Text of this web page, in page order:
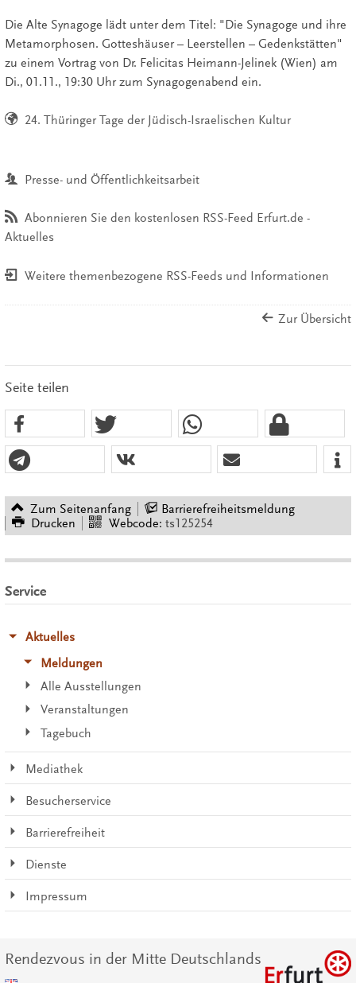
Die Alte Synagoge lädt unter dem Titel: "Die Synagoge und ihre
Metamorphosen. Gotteshäuser – Leerstellen – Gedenkstätten"
zu einem Vortrag von Dr. Felicitas Heimann-Jelinek (Wien) am
Di., 01.11., 19:30 Uhr zum Synagogenabend ein.
24. Thüringer Tage der Jüdisch-Israelischen Kultur
Presse- und Öffentlichkeitsarbeit
Abonnieren Sie den kostenlosen RSS-Feed Erfurt.de -
Aktuelles
Weitere themenbezogene RSS-Feeds und Informationen
Zur Übersicht
Seite teilen
Zum Seitenanfang
Barrierefreiheitsmeldung
Drucken
Webcode: ts125254
Service
Aktuelles
Meldungen
Alle Ausstellungen
Veranstaltungen
Tagebuch
Mediathek
Besucherservice
Barrierefreiheit
Dienste
Impressum
Rendezvous in der Mitte Deutschlands